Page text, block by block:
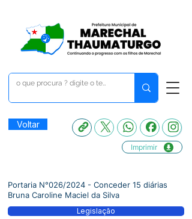
Voltar
Imprimir
Portaria N°026/2024 - Conceder 15 diárias
Bruna Caroline Maciel da Silva
Legislação